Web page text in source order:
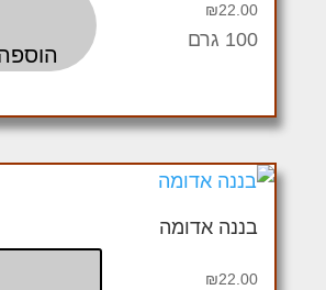
₪22.00
100 גרם
בננה אדומה
₪22.00